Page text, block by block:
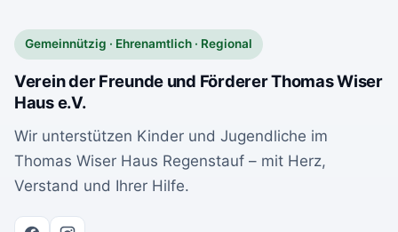
Gemeinnützig · Ehrenamtlich · Regional
Verein der Freunde und Förderer Thomas Wiser
Haus e.V.
Wir unterstützen Kinder und Jugendliche im
Thomas Wiser Haus Regenstauf – mit Herz,
Verstand und Ihrer Hilfe.